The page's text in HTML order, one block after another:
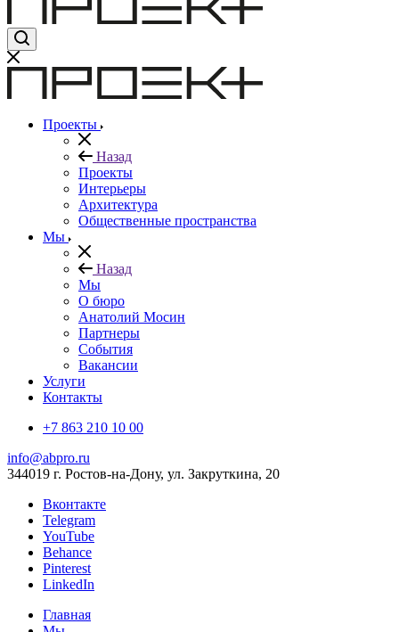
Проекты
Назад
Проекты
Интерьеры
Архитектура
Общественные пространства
Мы
Назад
Мы
О бюро
Анатолий Мосин
Партнеры
События
Вакансии
Услуги
Контакты
+7 863 210 10 00
info@abpro.ru
344019 г. Ростов-на-Дону, ул. Закруткина, 20
Вконтакте
Telegram
YouTube
Behance
Pinterest
LinkedIn
Главная